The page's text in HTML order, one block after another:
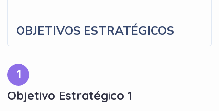
OBJETIVOS ESTRATÉGICOS
1
Objetivo Estratégico 1